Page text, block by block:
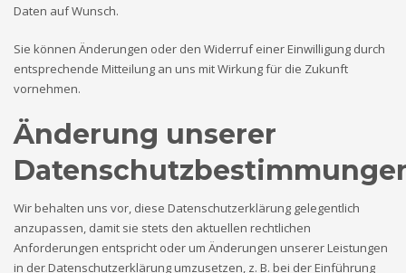
Daten auf Wunsch.
Sie können Änderungen oder den Widerruf einer Einwilligung durch
entsprechende Mitteilung an uns mit Wirkung für die Zukunft
vornehmen.
Änderung unserer
Wir behalten uns vor, diese Datenschutzerklärung gelegentlich
anzupassen, damit sie stets den aktuellen rechtlichen
Anforderungen entspricht oder um Änderungen unserer Leistungen
in der Datenschutzerklärung umzusetzen, z. B. bei der Einführung